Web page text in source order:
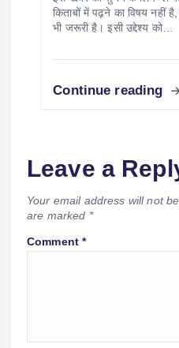
किताबों में पढ़ने का विषय नहीं
भी जरूरी है। इसी उद्देश्य को…
Continue reading
Leave a
Your email address will not
are marked *
Comment*